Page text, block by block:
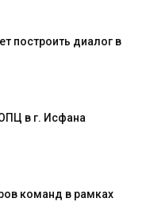
построить диалог в
в г. Исфана
команд в рамках